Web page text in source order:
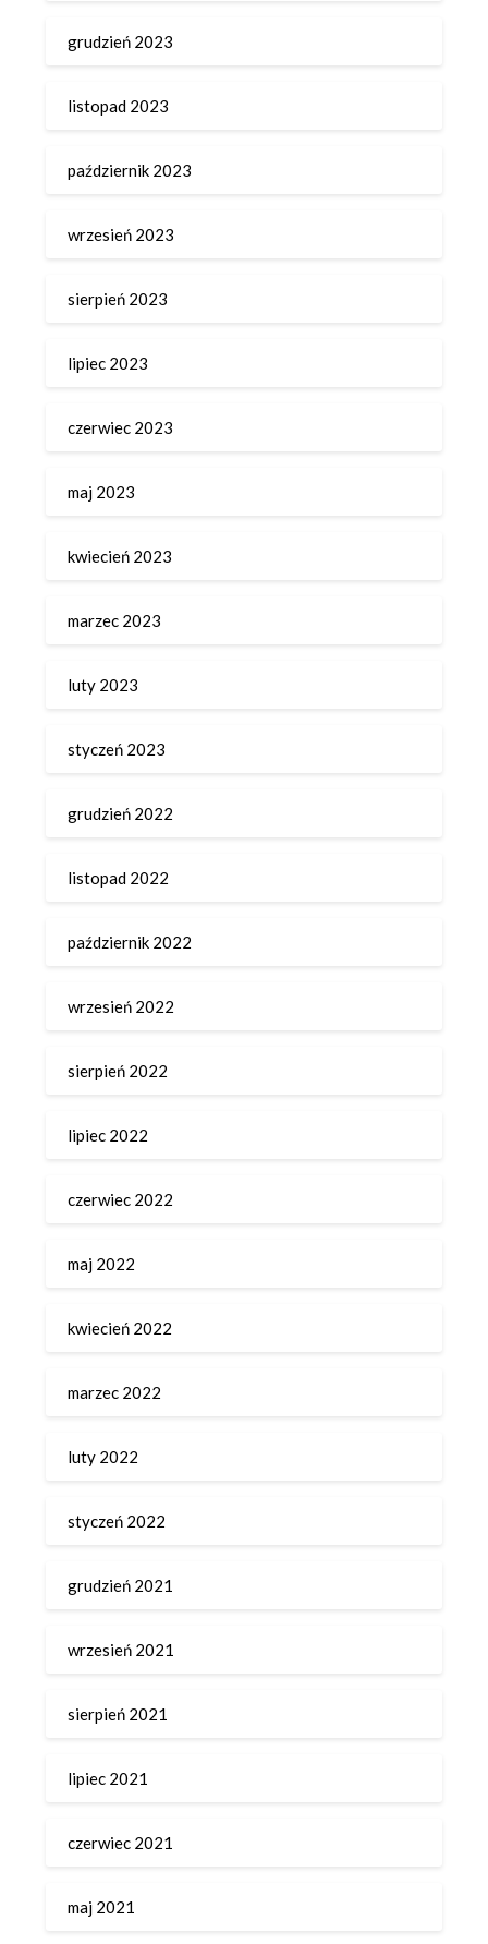
grudzień 2023
listopad 2023
październik 2023
wrzesień 2023
sierpień 2023
lipiec 2023
czerwiec 2023
maj 2023
kwiecień 2023
marzec 2023
luty 2023
styczeń 2023
grudzień 2022
listopad 2022
październik 2022
wrzesień 2022
sierpień 2022
lipiec 2022
czerwiec 2022
maj 2022
kwiecień 2022
marzec 2022
luty 2022
styczeń 2022
grudzień 2021
wrzesień 2021
sierpień 2021
lipiec 2021
czerwiec 2021
maj 2021